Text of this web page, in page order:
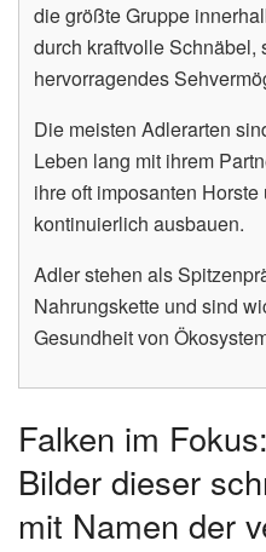
die größte Gruppe
durch kraftvolle Schnäbel,
hervorragendes
Die meisten Adlerarten
Leben lang mit ihrem
ihre oft imposanten
kontinuierlich ausbauen.
Adler stehen als
Nahrungskette und sind
Gesundheit von
Falken im
Bilder dieser
mit Namen der